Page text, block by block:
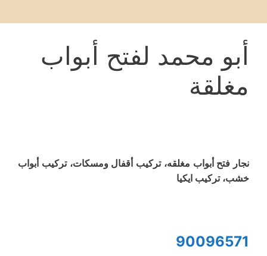
أبو محمد لفتح أبواب
مغلقة
نجار فتح أبواب مغلقه، تركيب أقفال ومسكات، تركيب أبواب
خشب، تركيب ايكيا
90096571